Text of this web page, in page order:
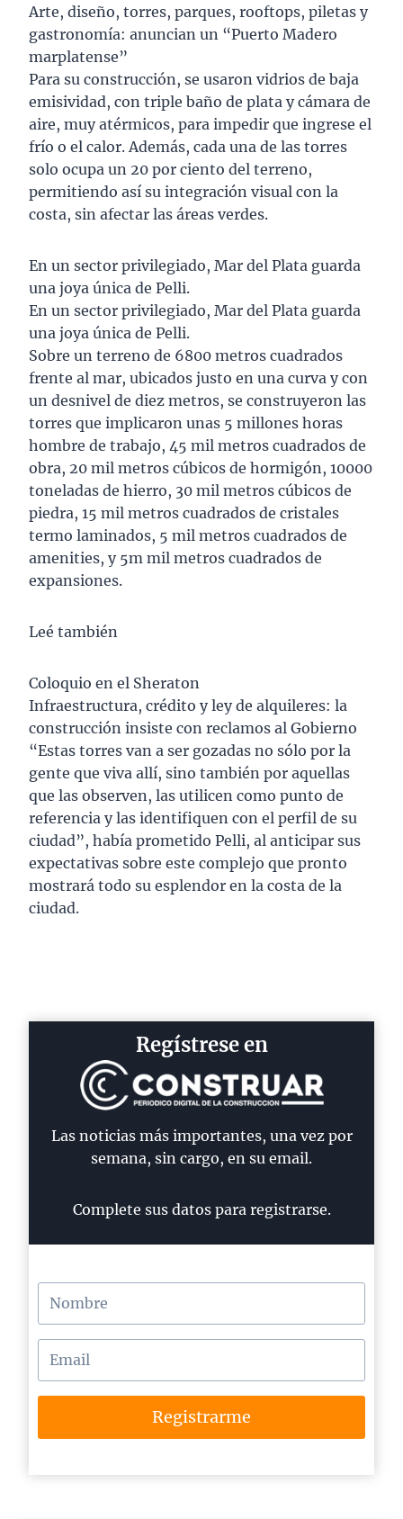
Arte, diseño, torres, parques, rooftops, piletas y
gastronomía: anuncian un “Puerto Madero
marplatense”
Para su construcción, se usaron vidrios de baja
emisividad, con triple baño de plata y cámara de
aire, muy atérmicos, para impedir que ingrese el
frío o el calor. Además, cada una de las torres
solo ocupa un 20 por ciento del terreno,
permitiendo así su integración visual con la
costa, sin afectar las áreas verdes.
En un sector privilegiado, Mar del Plata guarda
una joya única de Pelli.
En un sector privilegiado, Mar del Plata guarda
una joya única de Pelli.
Sobre un terreno de 6800 metros cuadrados
frente al mar, ubicados justo en una curva y con
un desnivel de diez metros, se construyeron las
torres que implicaron unas 5 millones horas
hombre de trabajo, 45 mil metros cuadrados de
obra, 20 mil metros cúbicos de hormigón, 10000
toneladas de hierro, 30 mil metros cúbicos de
piedra, 15 mil metros cuadrados de cristales
termo laminados, 5 mil metros cuadrados de
amenities, y 5m mil metros cuadrados de
expansiones.
Leé también
Coloquio en el Sheraton
Infraestructura, crédito y ley de alquileres: la
construcción insiste con reclamos al Gobierno
“Estas torres van a ser gozadas no sólo por la
gente que viva allí, sino también por aquellas
que las observen, las utilicen como punto de
referencia y las identifiquen con el perfil de su
ciudad”, había prometido Pelli, al anticipar sus
expectativas sobre este complejo que pronto
mostrará todo su esplendor en la costa de la
ciudad.
Regístrese en
Las noticias más importantes, una vez por
semana, sin cargo, en su email.
Complete sus datos para registrarse.
Registrarme